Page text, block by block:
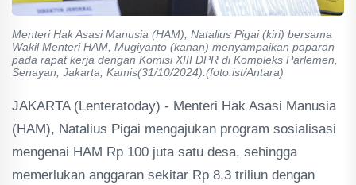
Menteri Hak Asasi Manusia (HAM), Natalius Pigai (kiri) bersama
Wakil Menteri HAM, Mugiyanto (kanan) menyampaikan paparan
pada rapat kerja dengan Komisi XIII DPR di Kompleks Parlemen,
Senayan, Jakarta, Kamis(31/10/2024).(foto:ist/Antara)
JAKARTA (Lenteratoday) - Menteri Hak Asasi Manusia
(HAM), Natalius Pigai mengajukan program sosialisasi
mengenai HAM Rp 100 juta satu desa, sehingga
memerlukan anggaran sekitar Rp 8,3 triliun dengan